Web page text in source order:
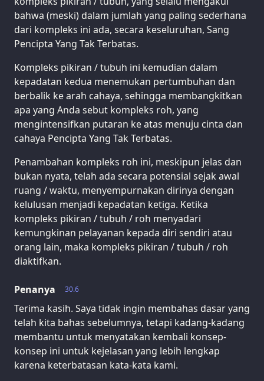
bahwa (meski) dalam jumlah yang paling sederhana
dari kompleks ini ada, secara keseluruhan, Sang
Pencipta Yang Tak Terbatas.
Kompleks pikiran / tubuh ini kemudian dalam
kepadatan kedua menemukan pertumbuhan dan
berbalik ke arah cahaya, sehingga membangkitkan
apa yang Anda sebut kompleks roh, yang
mengintensifkan putaran ke atas menuju cinta dan
cahaya Pencipta Yang Tak Terbatas.
Penambahan kompleks roh ini, meskipun jelas dan
bukan nyata, telah ada secara potensial sejak awal
ruang / waktu, menyempurnakan dirinya dengan
kelulusan menjadi kepadatan ketiga. Ketika
kompleks pikiran / tubuh / roh menyadari
kemungkinan pelayanan kepada diri sendiri atau
orang lain, maka kompleks pikiran / tubuh / roh
diaktifkan.
30.6
Penanya
Terima kasih. Saya tidak ingin membahas dasar yang
telah kita bahas sebelumnya, tetapi kadang-kadang
membantu untuk menyatakan kembali konsep-
konsep ini untuk kejelasan yang lebih lengkap
karena keterbatasan kata-kata kami.